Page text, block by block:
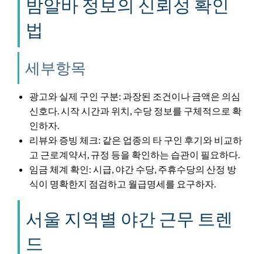
밤알바 정보의 신뢰성 확인
법
세부항목
광고와 실제 구인 구분: 과장된 조건이나 금액은 의심
신호다. 시작 시간과 위치, 수당 정보를 구체적으로 확
인하자.
리뷰와 증빙 체크: 같은 업종의 타 구인 후기와 비교하
고 근로계약서, 규정 등을 확인하는 습관이 필요하다.
임금 체계 확인: 시급, 야간 수당, 주휴수당의 산정 방
식이 명확한지 점검하고 월급명세를 요구하자.
서울 지역별 야간 근무 트렌
드